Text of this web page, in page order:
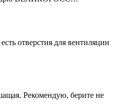
отверстия для вентиляции
Рекомендую, берите не